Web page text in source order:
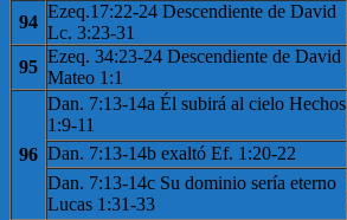
94
Ezeq.17:22-24 Descendiente de David
Lc. 3:23-31
95
Ezeq. 34:23-24 Descendiente de David
Mateo 1:1
96
Dan. 7:13-14a Él subirá al cielo Hechos
1:9-11
Dan. 7:13-14b exaltó Ef. 1:20-22
Dan. 7:13-14c Su dominio sería eterno
Lucas 1:31-33